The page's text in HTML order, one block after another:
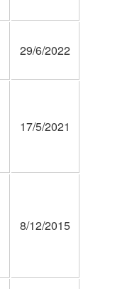
29/6/2022
17/5/2021
8/12/2015